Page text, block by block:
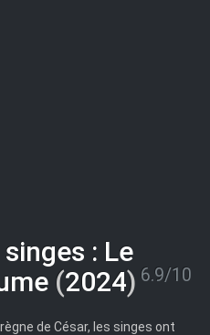
: Le
(2024) 6.9/10
de César, les singes ont